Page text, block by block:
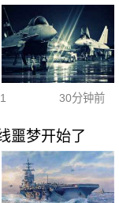
30分钟前
噩梦开始了